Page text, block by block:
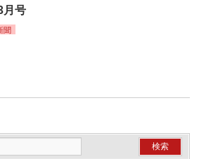
月号
聞